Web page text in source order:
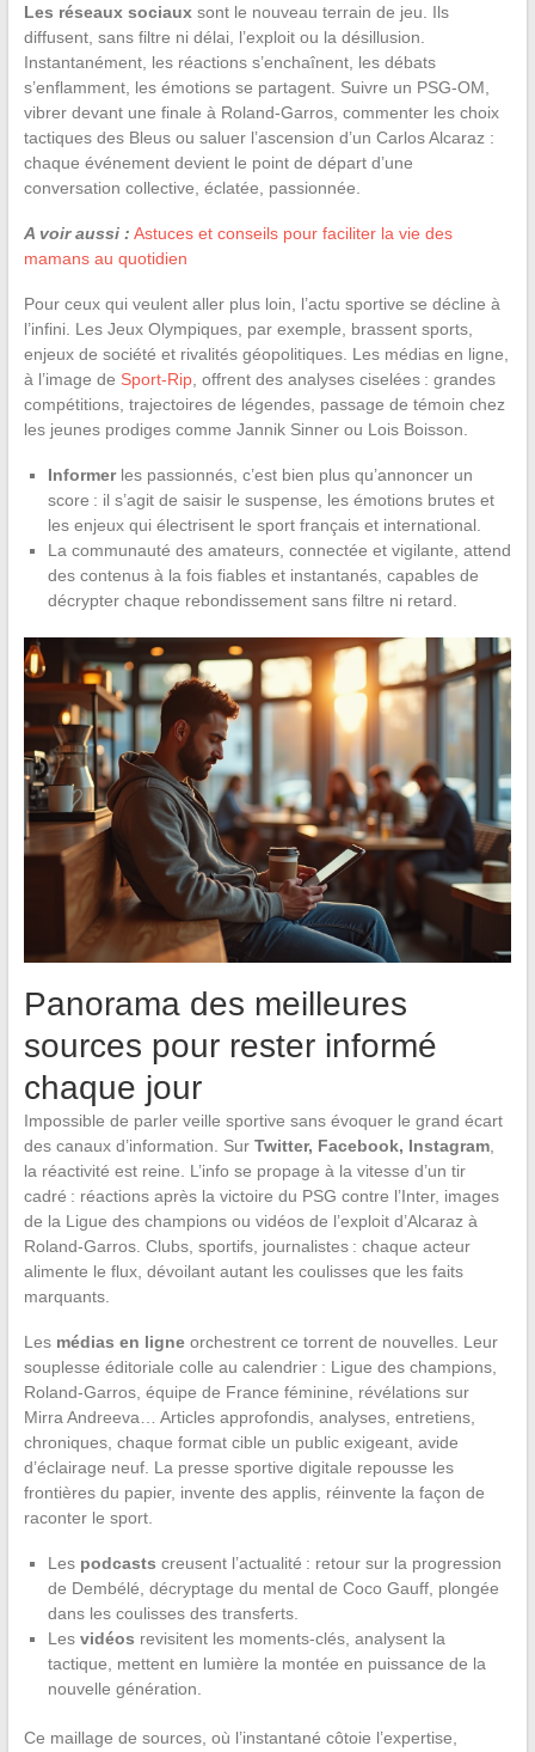
Les réseaux sociauxsont le nouveau terrain de jeu. Ils
diffusent, sans filtre ni délai, l’exploit ou la désillusion.
Instantanément, les réactions s’enchaînent, les débats
s’enflamment, les émotions se partagent. Suivre un PSG-OM,
vibrer devant une finale à Roland-Garros, commenter les choix
tactiques des Bleus ou saluer l’ascension d’un Carlos Alcaraz :
chaque événement devient le point de départ d’une
conversation collective, éclatée, passionnée.
A voir aussi : Astuces et conseils pour faciliter la vie des
mamans au quotidien
Pour ceux qui veulent aller plus loin, l’actu sportive se décline à
l’infini. Les Jeux Olympiques, par exemple, brassent sports,
enjeux de société et rivalités géopolitiques. Les médias en ligne,
à l’image de Sport-Rip, offrent des analyses ciselées : grandes
compétitions, trajectoires de légendes, passage de témoin chez
les jeunes prodiges comme Jannik Sinner ou Lois Boisson.
Informerles passionnés, c’est bien plus qu’annoncer un
score : il s’agit de saisir le suspense, les émotions brutes et
les enjeux qui électrisent le sport français et international.
La communauté des amateurs, connectée et vigilante, attend
des contenus à la fois fiables et instantanés, capables de
décrypter chaque rebondissement sans filtre ni retard.
Panorama des meilleures
sources pour rester informé
chaque jour
Impossible de parler veille sportive sans évoquer le grand écart
des canaux d’information. Sur Twitter, Facebook, Instagram,
la réactivité est reine. L’info se propage à la vitesse d’un tir
cadré : réactions après la victoire du PSG contre l’Inter, images
de la Ligue des champions ou vidéos de l’exploit d’Alcaraz à
Roland-Garros. Clubs, sportifs, journalistes : chaque acteur
alimente le flux, dévoilant autant les coulisses que les faits
marquants.
Les médias en ligneorchestrent ce torrent de nouvelles. Leur
souplesse éditoriale colle au calendrier : Ligue des champions,
Roland-Garros, équipe de France féminine, révélations sur
Mirra Andreeva… Articles approfondis, analyses, entretiens,
chroniques, chaque format cible un public exigeant, avide
d’éclairage neuf. La presse sportive digitale repousse les
frontières du papier, invente des applis, réinvente la façon de
raconter le sport.
Les podcasts creusent l’actualité : retour sur la progression
de Dembélé, décryptage du mental de Coco Gauff, plongée
dans les coulisses des transferts.
Les vidéos revisitent les moments-clés, analysent la
tactique, mettent en lumière la montée en puissance de la
nouvelle génération.
Ce maillage de sources, où l’instantané côtoie l’expertise,